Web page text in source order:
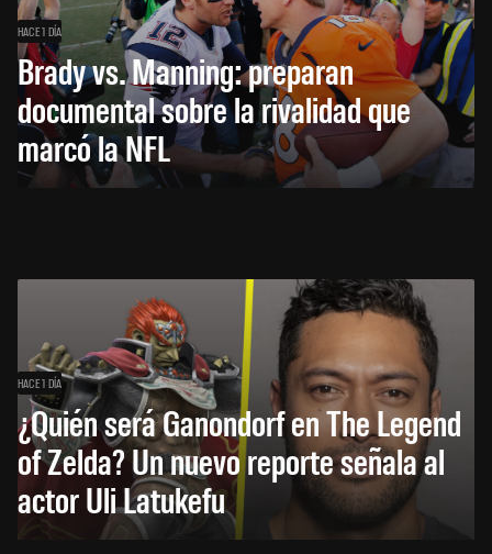
HACE 1 DÍA
Brady vs. Manning: preparan
documental sobre la rivalidad que
marcó la NFL
HACE 1 DÍA
¿Quién será Ganondorf en The Legend
of Zelda? Un nuevo reporte señala al
actor Uli Latukefu